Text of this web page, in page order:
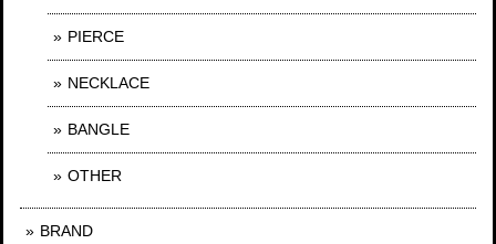
PIERCE
NECKLACE
BANGLE
OTHER
BRAND